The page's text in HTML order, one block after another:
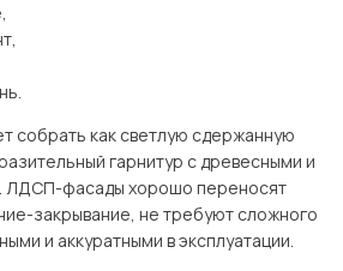
собрать как светлую сдержанную
гарнитур с древесными и
ЛДСП-фасады хорошо переносят
закрывание, не требуют сложного
и аккуратными в эксплуатации.